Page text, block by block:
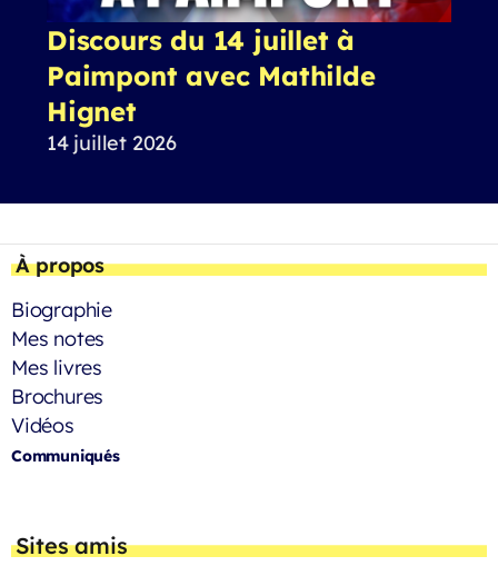
Discours du 14 juillet à
Paimpont avec Mathilde
Hignet
14 juillet 2026
À propos
Biographie
Mes notes
Mes livres
Brochures
Vidéos
Communiqués
Sites amis